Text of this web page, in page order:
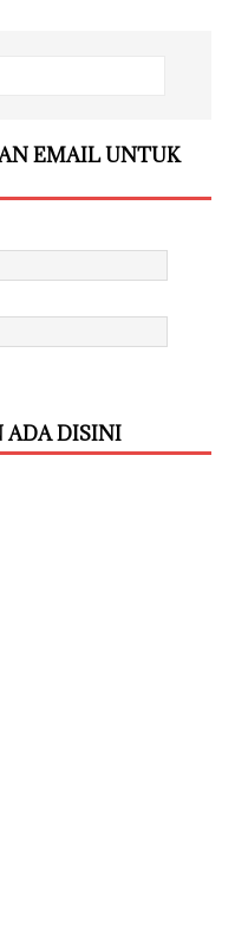
EMAIL UNTUK
ADA DISINI